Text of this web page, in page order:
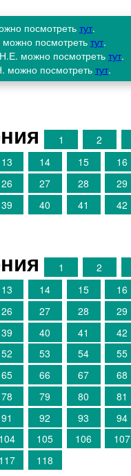
посмотреть тут.
посмотретьтут.
можно посмотреть тут.
можно посмотреть тут.
1 2
13 14 15 16
26 27 28 29
39 40 41 42
1 2
13 14 15 16
26 27 28 29
39 40 41 42
52 53 54 55
65 66 67 68
78 79 80 81
91 92 93 94
104 105 106 107
117 118